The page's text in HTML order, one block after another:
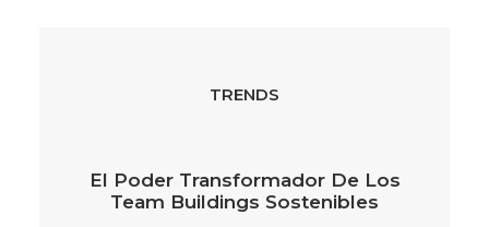
TRENDS
El Poder Transformador De Los
Team Buildings Sostenibles